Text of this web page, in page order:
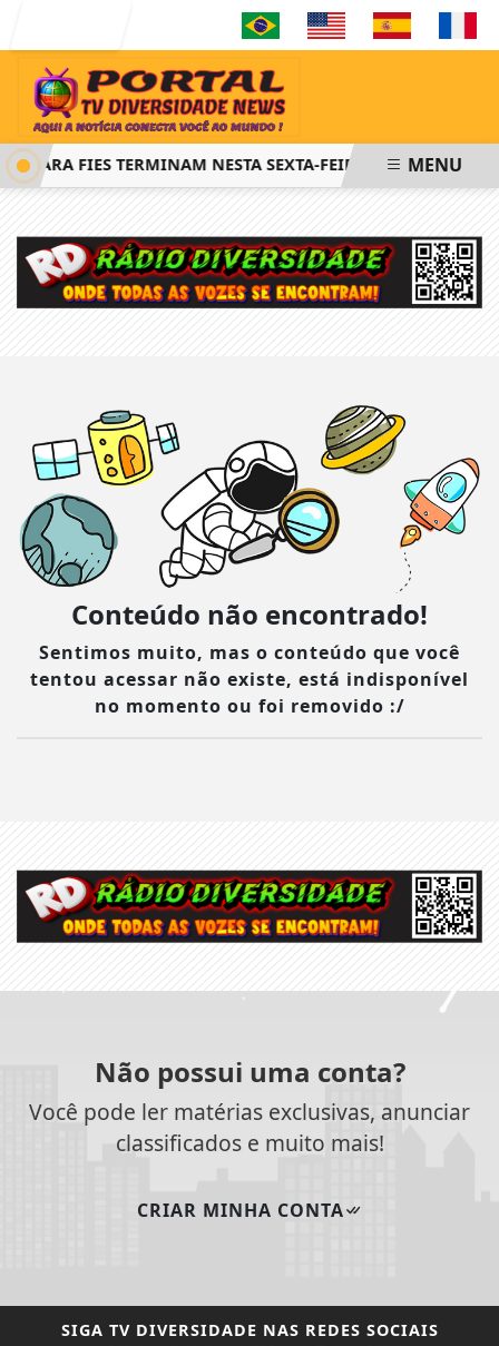
PARA FIES TERMINAM NESTA SEXTA-FEIRA SAIBA
MENU
Conteúdo não encontrado!
Sentimos muito, mas o conteúdo que você
tentou acessar não existe, está indisponível
no momento ou foi removido :/
Não possui uma conta?
Você pode ler matérias exclusivas, anunciar
classificados e muito mais!
CRIAR MINHA CONTA
SIGA TV DIVERSIDADE NAS REDES SOCIAIS